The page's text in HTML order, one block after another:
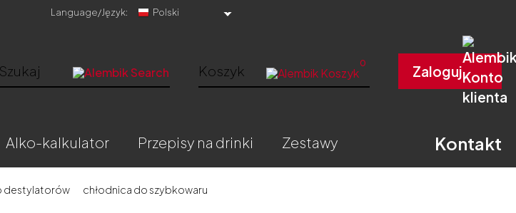
Language/Język: Polski
Koszyk 0 Zaloguj
alko-kalkulator przepisy na drinki zestawy Kontakt
destylatorów chłodnica do szybkowaru